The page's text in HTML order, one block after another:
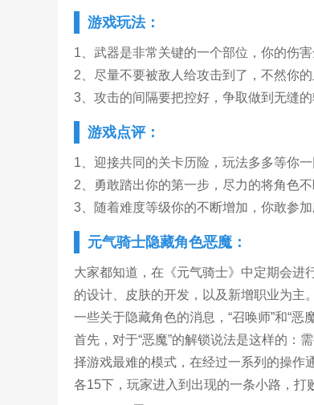
游戏玩法：
1、武器是非常关键的一个部位，你的伤
2、尽量不要被敌人给攻击到了，不然你
3、攻击的间隔要把控好，争取做到无缝
游戏点评：
1、迎接共同的关卡历险，玩法多多等你
2、勇敢踏出你的第一步，尽力的将角色
3、随着难度等级你的不断增加，你敢参
元气骑士隐藏角色恶魔：
大家都知道，在《元气骑士》中定期会进
的设计、皮肤的开发，以及新增职业为主
一些关于隐藏角色的消息，“召唤师”和“恶魔
首先，对于“恶魔”的解锁说法是这样的：
择游戏最难的模式，在经过一系列的操作
各15下，玩家进入到出现的一条小路，打